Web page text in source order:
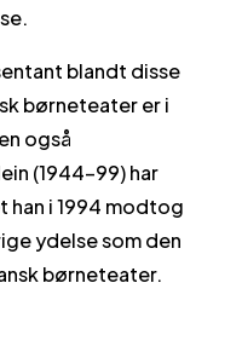
blandt disse
børneteater er i
også
(1944-99) har
i 1994 modtog
ydelse som den
børneteater.